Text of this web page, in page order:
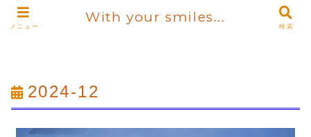
2024-12
メニュー
With your smiles...
検索